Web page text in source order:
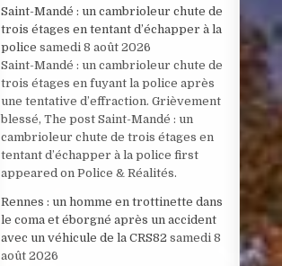
Saint-Mandé : un cambrioleur chute de
trois étages en tentant d’échapper à la
police samedi 8 août 2026
Saint-Mandé : un cambrioleur chute de
trois étages en fuyant la police après
une tentative d’effraction. Grièvement
blessé, The post Saint-Mandé : un
cambrioleur chute de trois étages en
tentant d’échapper à la police first
appeared on Police & Réalités.
Rennes : un homme en trottinette dans
le coma et éborgné après un accident
avec un véhicule de la CRS82 samedi 8
août 2026